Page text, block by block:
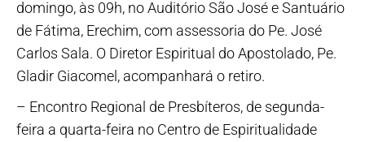
domingo, às 09h, no Auditório São José e Santuário
de Fátima, Erechim, com assessoria do Pe. José
Carlos Sala. O Diretor Espiritual do Apostolado, Pe.
Gladir Giacomel, acompanhará o retiro.
– Encontro Regional de Presbíteros, de segunda-
feira a quarta-feira no Centro de Espiritualidade